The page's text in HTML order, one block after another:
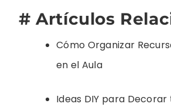
# Artículos
Cómo Organizar
en el Aula
Ideas DIY para